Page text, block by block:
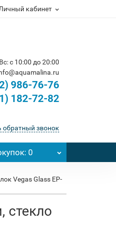
кабинет
с 10:00 до 20:00
986-76-76
182-72-82
обратный звонок
: 0
Vegas Glass EP-
стекло